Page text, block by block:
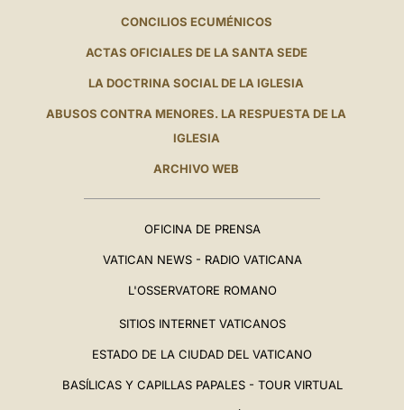
CONCILIOS ECUMÉNICOS
ACTAS OFICIALES DE LA SANTA SEDE
LA DOCTRINA SOCIAL DE LA IGLESIA
ABUSOS CONTRA MENORES. LA RESPUESTA DE LA
IGLESIA
ARCHIVO WEB
OFICINA DE PRENSA
VATICAN NEWS - RADIO VATICANA
L'OSSERVATORE ROMANO
SITIOS INTERNET VATICANOS
ESTADO DE LA CIUDAD DEL VATICANO
BASÍLICAS Y CAPILLAS PAPALES - TOUR VIRTUAL